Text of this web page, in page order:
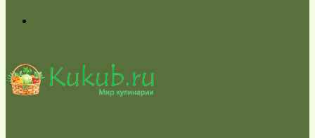
skin